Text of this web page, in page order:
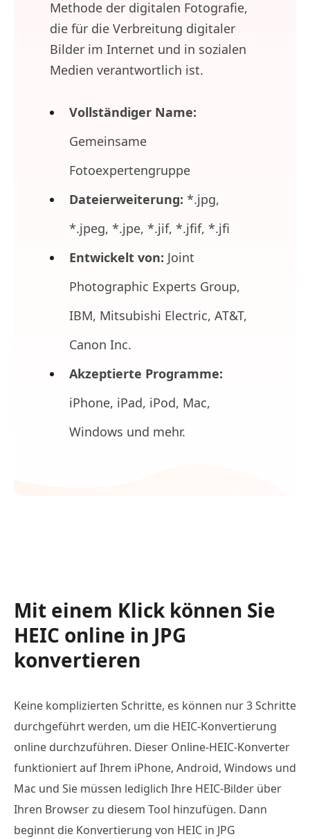
Methode der digitalen Fotografie,
die für die Verbreitung digitaler
Bilder im Internet und in sozialen
Medien verantwortlich ist.
Vollständiger Name:
Gemeinsame
Fotoexpertengruppe
Dateierweiterung: *.jpg,
*.jpeg, *.jpe, *.jif, *.jfif, *.jfi
Entwickelt von: Joint
Photographic Experts Group,
IBM, Mitsubishi Electric, AT&T,
Canon Inc.
Akzeptierte Programme:
iPhone, iPad, iPod, Mac,
Windows und mehr.
Mit einem Klick können Sie
HEIC online in JPG
konvertieren
Keine komplizierten Schritte, es können nur 3 Schritte
durchgeführt werden, um die HEIC-Konvertierung
online durchzuführen. Dieser Online-HEIC-Konverter
funktioniert auf Ihrem iPhone, Android, Windows und
Mac und Sie müssen lediglich Ihre HEIC-Bilder über
Ihren Browser zu diesem Tool hinzufügen. Dann
beginnt die Konvertierung von HEIC in JPG